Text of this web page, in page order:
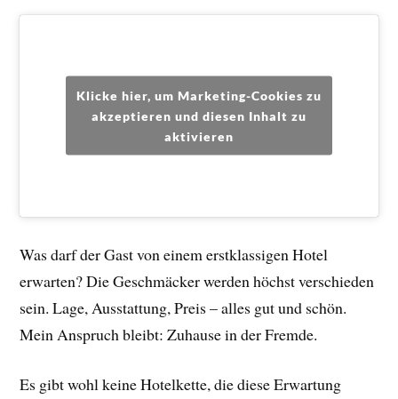
Klicke hier, um Marketing-Cookies zu
akzeptieren und diesen Inhalt zu
aktivieren
Was darf der Gast von einem erstklassigen Hotel
erwarten? Die Geschmäcker werden höchst verschieden
sein. Lage, Ausstattung, Preis – alles gut und schön.
Mein Anspruch bleibt: Zuhause in der Fremde.
Es gibt wohl keine Hotelkette, die diese Erwartung